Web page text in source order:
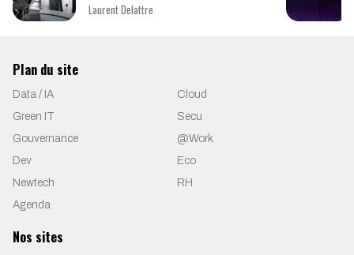
Laurent Delattre
Plan du site
Data / IA
Cloud
Green IT
Secu
Gouvernance
@Work
Dev
Eco
Newtech
RH
Agenda
Nos sites